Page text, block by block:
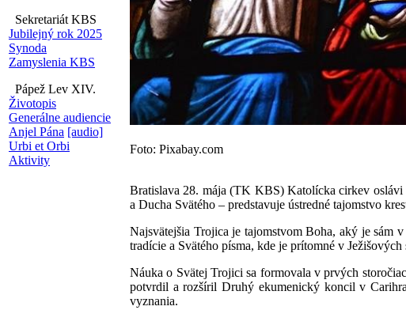
Sekretariát KBS
Jubilejný rok 2025
Synoda
Zamyslenia KBS
Pápež Lev XIV.
Životopis
Generálne audiencie
Anjel Pána [audio]
Urbi et Orbi
Aktivity
Foto: Pixabay.com
Bratislava 28. mája (TK KBS) Katolícka cirkev oslávi
a Ducha Svätého – predstavuje ústredné tajomstvo
Najsvätejšia Trojica je tajomstvom Boha, aký je sám
tradície a Svätého písma, kde je prítomné v
Náuka o Svätej Trojici sa formovala v prvých
potvrdil a rozšíril Druhý ekumenický koncil v
vyznania.